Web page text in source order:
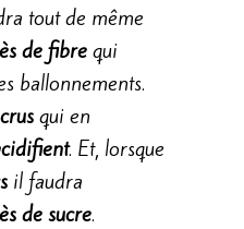
tout de même
de fibrequi
ballonnements.
qui en
. Et, lorsque
il faudra
de sucre.